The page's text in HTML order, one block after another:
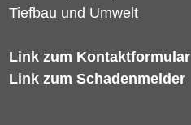
Tiefbau und Umwelt
Link zum Kontaktformular
Link zum Schadenmelder